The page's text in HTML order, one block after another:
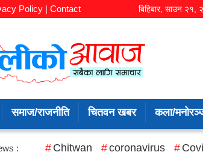
Policy | Contact बिहिबार, साउन २१,
समाज/राजनीति चितवन खबर कला/
: Chitwan coronavirus